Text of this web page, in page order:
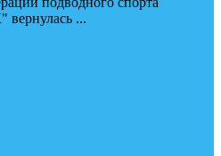
вернулась ...